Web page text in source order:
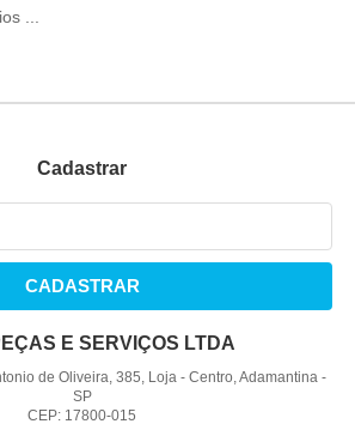
...
Cadastrar
CADASTRAR
E SERVIÇOS LTDA
de Oliveira, 385, Loja- Centro, Adamantina-
SP
CEP: 17800-015